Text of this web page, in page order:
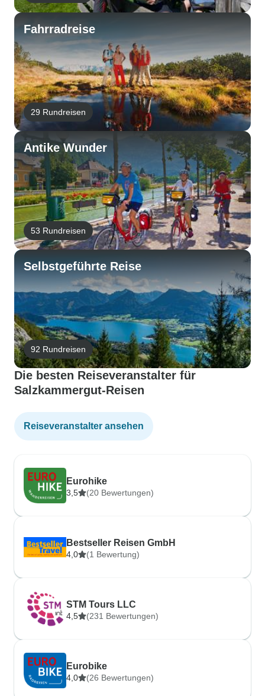
Fahrradreise
29 Rundreisen
Antike Wunder
53 Rundreisen
Selbstgeführte Reise
92 Rundreisen
Die besten Reiseveranstalter für
Salzkammergut-Reisen
Reiseveranstalter ansehen
Eurohike
3,5 (20 Bewertungen)
Bestseller Reisen GmbH
4,0 (1 Bewertung)
STM Tours LLC
4,5 (231 Bewertungen)
Eurobike
4,0 (26 Bewertungen)